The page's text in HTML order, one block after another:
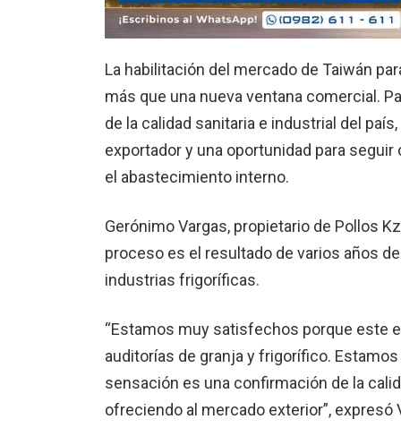
La habilitación del mercado de Taiwán
más que una nueva ventana comercial.
de la calidad sanitaria e industrial del
exportador y una oportunidad para
el abastecimiento interno.
Gerónimo Vargas, propietario de Pollos
proceso es el resultado de varios años
industrias frigoríficas.
“Estamos muy satisfechos porque este
auditorías de granja y frigorífico.
sensación es una confirmación de la
ofreciendo al mercado exterior”, expresó